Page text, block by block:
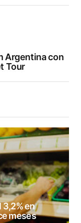
Argentina con
Tour
3,2% en
meses